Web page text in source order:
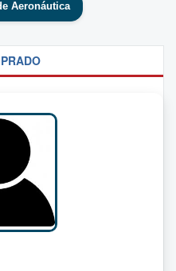
Aeronáutica